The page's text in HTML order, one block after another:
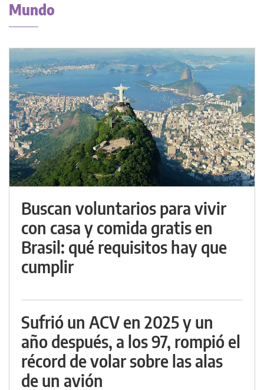
Mundo
Buscan voluntarios para vivir
con casa y comida gratis en
Brasil: qué requisitos hay que
cumplir
Sufrió un ACV en 2025 y un
año después, a los 97, rompió el
récord de volar sobre las alas
de un avión